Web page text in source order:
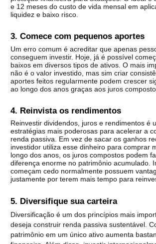
e 12 meses do custo de vida mensal em
liquidez e baixo risco.
3. Comece com pequenos aportes
Um erro comum é acreditar que apenas
conseguem investir. Hoje, já é possível
baixos em diversos tipos de ativos. O mais
não é o valor investido, mas sim criar
aportes feitos regularmente podem crescer
ao longo dos anos graças aos juros
4. Reinvista os rendimentos
Reinvestir dividendos, juros e rendimentos é
estratégias mais poderosas para acelerar a
renda passiva. Em vez de sacar os ganhos
investidor utiliza esse dinheiro para comprar
longo dos anos, os juros compostos podem
diferença enorme no patrimônio acumulado.
começam cedo normalmente possuem
justamente por terem mais tempo para
5. Diversifique sua carteira
Diversificação é um dos princípios mais
deseja construir renda passiva sustentável.
patrimônio em um único ativo aumenta